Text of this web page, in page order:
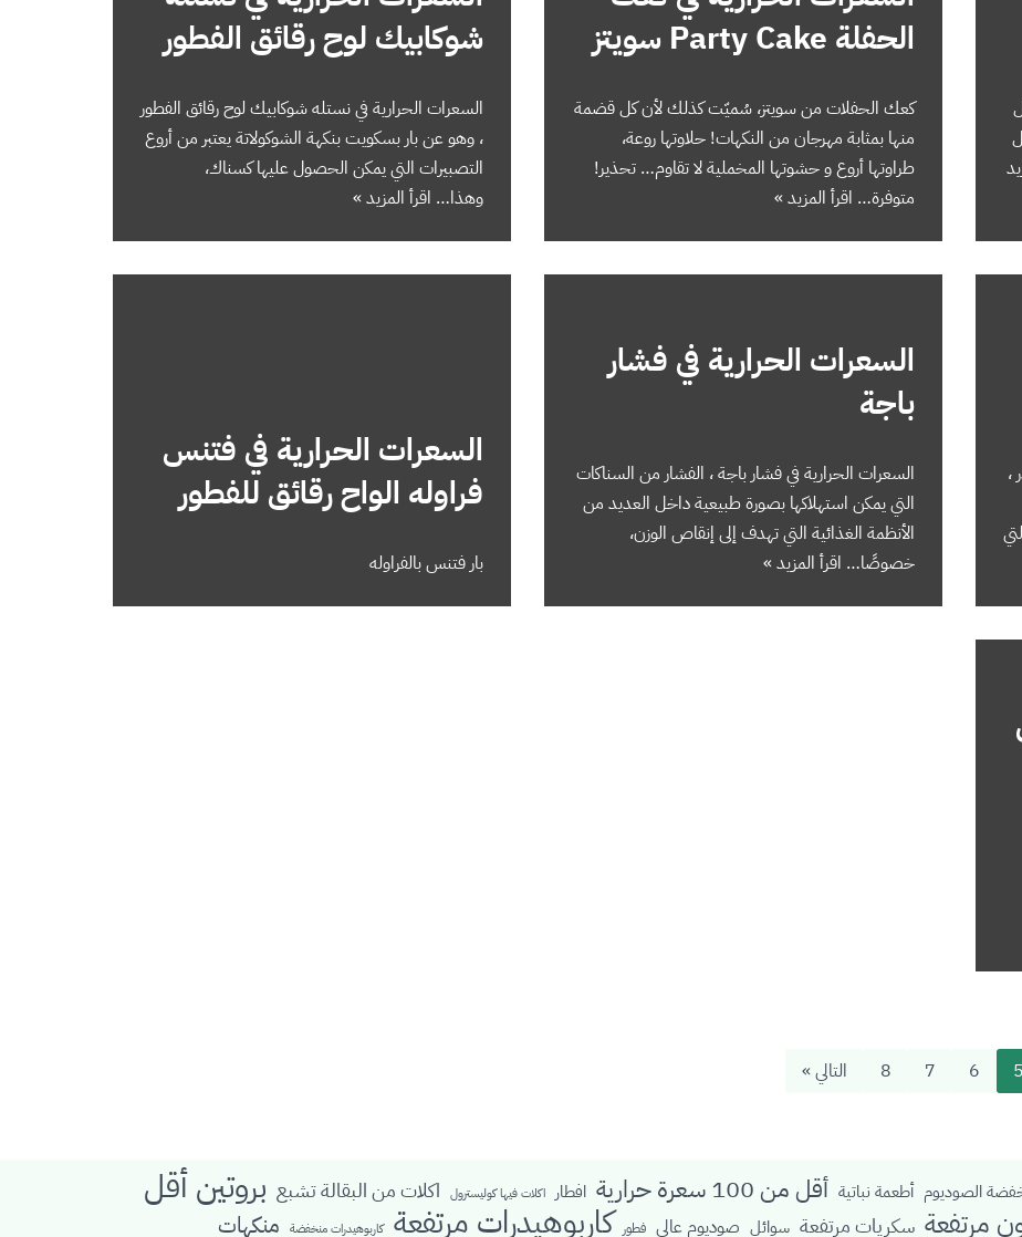
الحفلة Party Cake سويتز
كعك الحفلات من سويتز، سُميّت كذلك لأن كل قضمة
منها بمثابة مهرجان من النكهات! حلاوتها روعة،
طراوتها أروع و حشوتها المخملية لا تقاوم… تحذير!
متوفرة… اقرأ المزيد »
شوكابيك لوح رقائق الفطور
السعرات الحرارية في نستله شوكابيك لوح رقائق الفطور
، وهو عن بار بسكويت بنكهة الشوكولاتة يعتبر من أروع
التصبيرات التي يمكن الحصول عليها كسناك،
وهذا… اقرأ المزيد »
،
السعرات الحرارية في فشار
باجة
السعرات الحرارية في فشار باجة ، الفشار من السناكات
التي يمكن استهلاكها بصورة طبيعية داخل العديد من
الأنظمة الغذائية التي تهدف إلى إنقاص الوزن،
خصوصًا… اقرأ المزيد »
السعرات الحرارية في فتنس
فراوله الواح رقائق للفطور
بار فتنس بالفراوله
5
6
7
8 التالي »
الصوديوم أطعمة نباتية أقل من 100 سعرة حرارية افطار اكلات فيها كوليسترول اكلات من البقالة تشبع بروتين أقل
مرتفعة سكريات مرتفعة سوائل صوديوم عالي فطور كاربوهيدرات مرتفعة كاربوهيدرات منخفضة منكهات